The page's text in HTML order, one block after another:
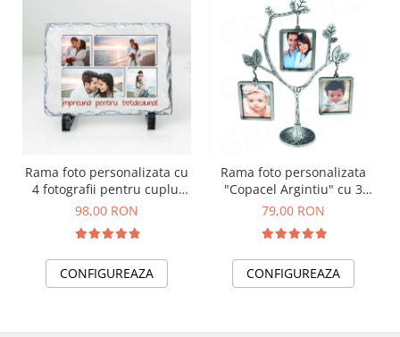
Rama foto personalizata cu
4 fotografii pentru cuplu,
iubit, iubita model
totdeauna"
98,00 RON
CONFIGUREAZA
Rama foto personalizata
"Copacel Argintiu" cu 3
poze
79,00 RON
CONFIGUREAZA